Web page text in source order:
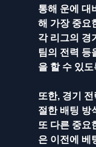
통해 운에 대
해 가장 중요
각 리그의 경
팀의 전력 등
을 할 수 있
또한, 경기
절한 배팅 방
또 다른 중요
은 이전에 베